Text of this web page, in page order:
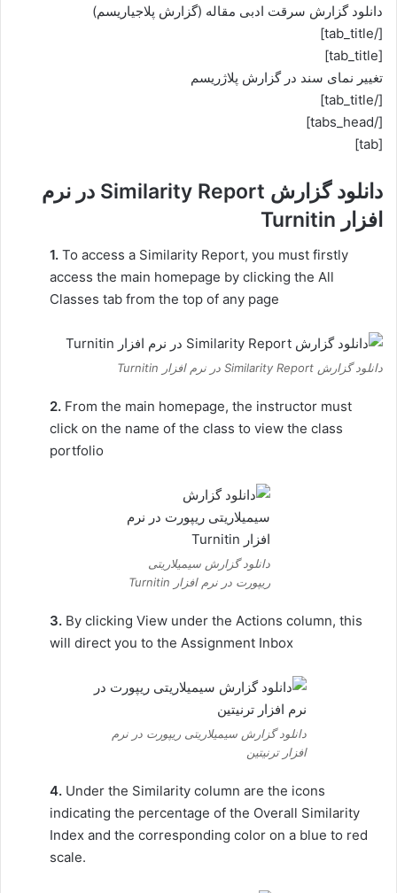
دانلود گزارش سرقت ادبی مقاله (گزارش پلاجیاریسم)
[/tab_title]
[tab_title]
تغییر نمای سند در گزارش پلاژریسم
[/tab_title]
[/tabs_head]
[tab]
دانلود گزارش Similarity Report در نرم
افزار Turnitin
1. To access a Similarity Report, you must firstly
access the main homepage by clicking the All
Classes tab from the top of any page
دانلود گزارش Similarity Report در نرم افزار Turnitin
2. From the main homepage, the instructor must
click on the name of the class to view the class
portfolio
دانلود گزارش سیمیلاریتی
ریپورت در نرم افزار Turnitin
3. By clicking View under the Actions column, this
will direct you to the Assignment Inbox
دانلود گزارش سیمیلاریتی ریپورت در نرم
افزار ترنیتین
4. Under the Similarity column are the icons
indicating the percentage of the Overall Similarity
Index and the corresponding color on a blue to red
scale.